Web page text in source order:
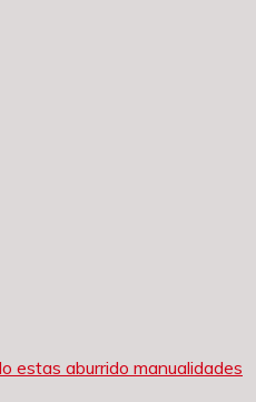
estas aburrido manualidades